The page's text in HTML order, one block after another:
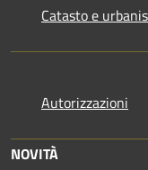
Catasto e
Autorizzazioni
NOVITÀ